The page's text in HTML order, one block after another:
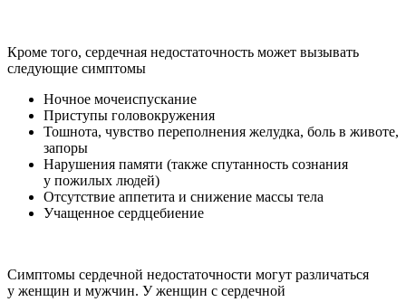
Кроме того, сердечная недостаточность может вызывать
следующие симптомы
Ночное мочеиспускание
Приступы головокружения
Тошнота, чувство переполнения желудка, боль в животе,
запоры
Нарушения памяти (также спутанность сознания
у пожилых людей)
Отсутствие аппетита и снижение массы тела
Учащенное сердцебиение
Симптомы сердечной недостаточности могут различаться
у женщин и мужчин. У женщин с сердечной